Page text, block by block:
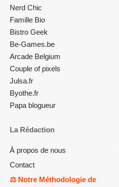
Nerd Chic
Famille Bio
Bistro Geek
Be-Games.be
Arcade Belgium
Couple of pixels
Julsa.fr
Byothe.fr
Papa blogueur
La Rédaction
À propos de nous
Contact
⚖️ Notre Méthodologie de